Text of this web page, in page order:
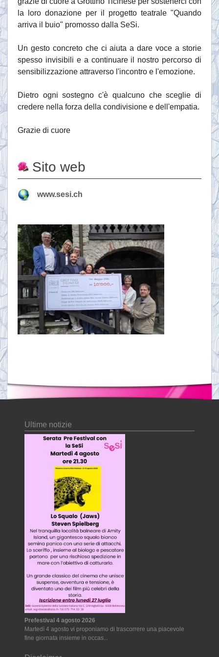
la loro donazione per il progetto teatrale "Quando
arriva il buio" promosso dalla SeSi.
Un gesto concreto che ci aiuta a dare voce a storie
spesso invisibili e a continuare il nostro percorso di
sensibilizzazione attraverso l'incontro e l'emozione.
Dietro ogni sostegno c'è qualcuno che sceglie di
credere nella forza della condivisione e dell'empatia.
Grazie di cuore
Sito web
www.sesi.ch
Ultime notizie
Prefestival 4 agosto 2026
Martedì 4 agosto vi proponiamo di trascorrere una piacevole
fine giornata insieme in occas...